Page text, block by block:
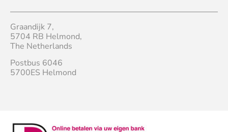
Graandijk 7,
5704 RB Helmond,
The Netherlands
Postbus 6046
5700ES Helmond